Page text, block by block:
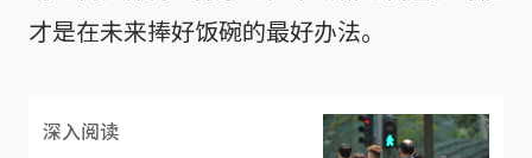
才是在未来捧好饭碗的最好办法。
深入阅读